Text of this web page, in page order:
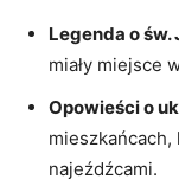
Legenda o
miały miejsce
Opowieści o
najeźdźcami.